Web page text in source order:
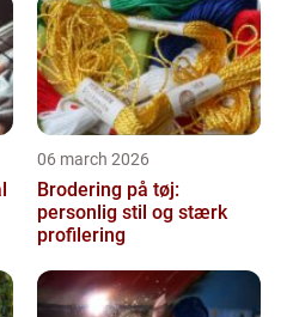
06 march 2026
Brodering på tøj:
personlig stil og stærk
profilering